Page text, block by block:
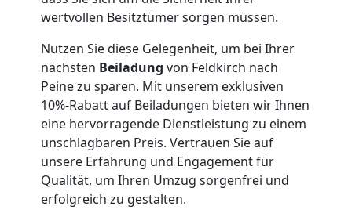
wertvollen Besitztümer sorgen müssen.
Nutzen Sie diese Gelegenheit, um bei Ihrer
nächsten Beiladung von Feldkirch nach
Peine zu sparen. Mit unserem exklusiven
10%-Rabatt auf Beiladungen bieten wir Ihnen
eine hervorragende Dienstleistung zu einem
unschlagbaren Preis. Vertrauen Sie auf
unsere Erfahrung und Engagement für
Qualität, um Ihren Umzug sorgenfrei und
erfolgreich zu gestalten.
Feldkirch
Vereinsumzug
Feldkirch
Anfrage